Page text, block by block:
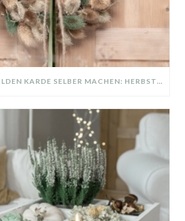
KRANZ AUS WILDEN KARDE SELBER MACHEN: HERBSTDEKO GANZ EINFACH